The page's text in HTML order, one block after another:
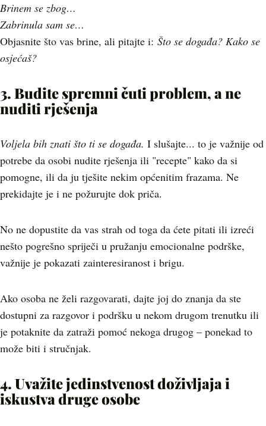
Brinem se zbog…
Zabrinula sam se…
Objasnite što vas brine, ali pitajte i: Što se događa? Kako se
osjećaš?
3. Budite spremni čuti problem, a ne
nuditi rješenja
Voljela bih znati što ti se događa. I slušajte... to je važnije od
potrebe da osobi nudite rješenja ili "recepte" kako da si
pomogne, ili da ju tješite nekim općenitim frazama. Ne
prekidajte je i ne požurujte dok priča.
No ne dopustite da vas strah od toga da ćete pitati ili izreći
nešto pogrešno spriječi u pružanju emocionalne podrške,
važnije je pokazati zainteresiranost i brigu.
Ako osoba ne želi razgovarati, dajte joj do znanja da ste
dostupni za razgovor i podršku u nekom drugom trenutku ili
je potaknite da zatraži pomoć nekoga drugog – ponekad to
može biti i stručnjak.
4. Uvažitejedinstvenost doživljaja i
iskustva druge osobe